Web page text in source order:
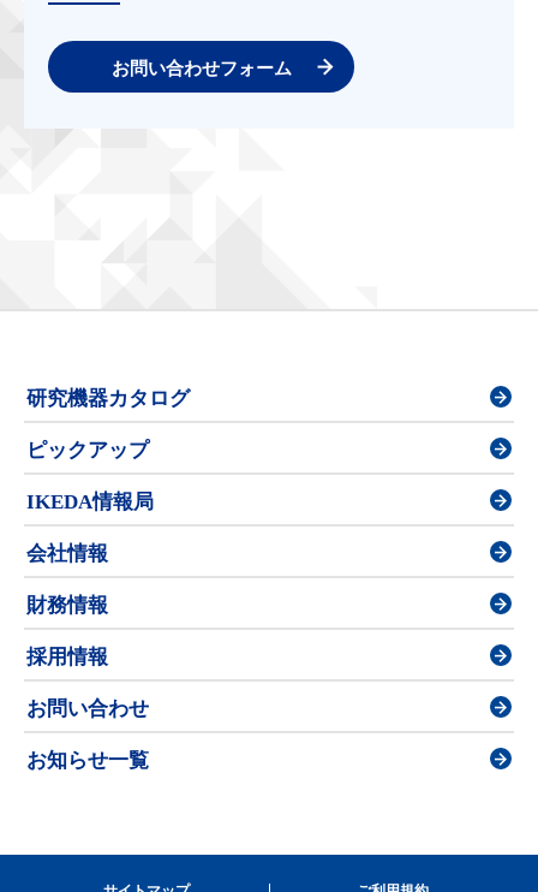
お問い合わせフォーム
研究機器カタログ
ピックアップ
IKEDA情報局
会社情報
財務情報
採用情報
お問い合わせ
お知らせ一覧